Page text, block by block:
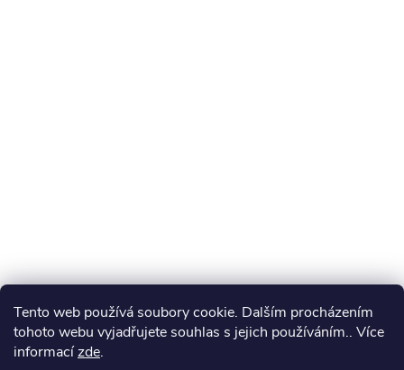
Tento web používá soubory cookie. Dalším procházením
tohoto webu vyjadřujete souhlas s jejich používáním.. Více
informacízde.